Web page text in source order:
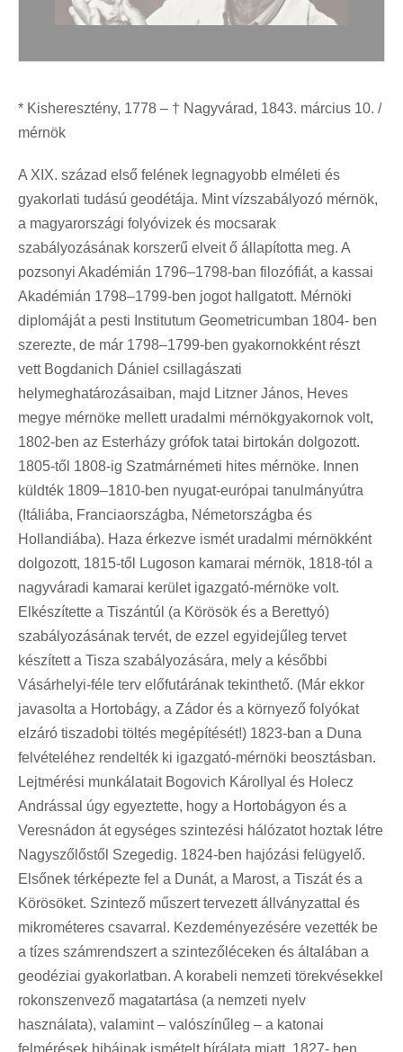
* Kisheresztény, 1778 – † Nagyvárad, 1843. március 10. /
mérnök
A XIX. század első felének legnagyobb elméleti és
gyakorlati tudású geodétája. Mint vízszabályozó mérnök,
a magyarországi folyóvizek és mocsarak
szabályozásának korszerű elveit ő állapította meg. A
pozsonyi Akadémián 1796–1798-ban filozófiát, a kassai
Akadémián 1798–1799-ben jogot hallgatott. Mérnöki
diplomáját a pesti Institutum Geometricumban 1804- ben
szerezte, de már 1798–1799-ben gyakornokként részt
vett Bogdanich Dániel csillagászati
helymeghatározásaiban, majd Litzner János, Heves
megye mérnöke mellett uradalmi mérnökgyakornok volt,
1802-ben az Esterházy grófok tatai birtokán dolgozott.
1805-től 1808-ig Szatmárnémeti hites mérnöke. Innen
küldték 1809–1810-ben nyugat-európai tanulmányútra
(Itáliába, Franciaországba, Németországba és
Hollandiába). Haza érkezve ismét uradalmi mérnökként
dolgozott, 1815-től Lugoson kamarai mérnök, 1818-tól a
nagyváradi kamarai kerület igazgató-mérnöke volt.
Elkészítette a Tiszántúl (a Körösök és a Berettyó)
szabályozásának tervét, de ezzel egyidejűleg tervet
készített a Tisza szabályozására, mely a későbbi
Vásárhelyi-féle terv előfutárának tekinthető. (Már ekkor
javasolta a Hortobágy, a Zádor és a környező folyókat
elzáró tiszadobi töltés megépítését!) 1823-ban a Duna
felvételéhez rendelték ki igazgató-mérnöki beosztásban.
Lejtmérési munkálatait Bogovich Károllyal és Holecz
Andrással úgy egyeztette, hogy a Hortobágyon és a
Veresnádon át egységes szintezési hálózatot hoztak létre
Nagyszőlőstől Szegedig. 1824-ben hajózási felügyelő.
Elsőnek térképezte fel a Dunát, a Marost, a Tiszát és a
Körösöket. Szintező műszert tervezett állványzattal és
mikrométeres csavarral. Kezdeményezésére vezették be
a tízes számrendszert a szintezőléceken és általában a
geodéziai gyakorlatban. A korabeli nemzeti törekvésekkel
rokonszenvező magatartása (a nemzeti nyelv
használata), valamint – valószínűleg – a katonai
felmérések hibáinak ismételt bírálata miatt, 1827- ben